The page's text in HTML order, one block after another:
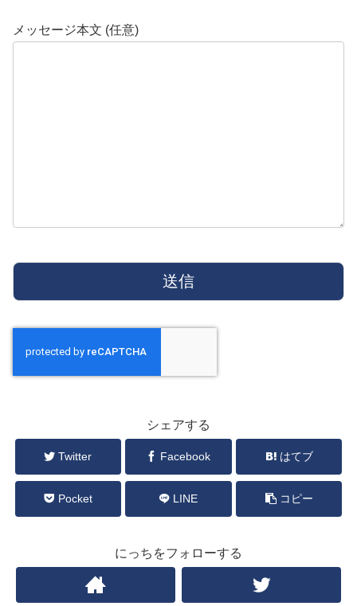
メッセージ本文 (任意)
シェアする
Twitter Facebook はてブ
Pocket LINE コピー
にっちをフォローする